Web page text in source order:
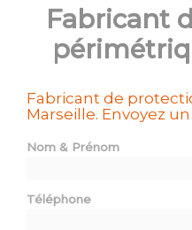
Fabricant
Fabricant de
Marseille. Envoyez
Nom & Prénom
Téléphone